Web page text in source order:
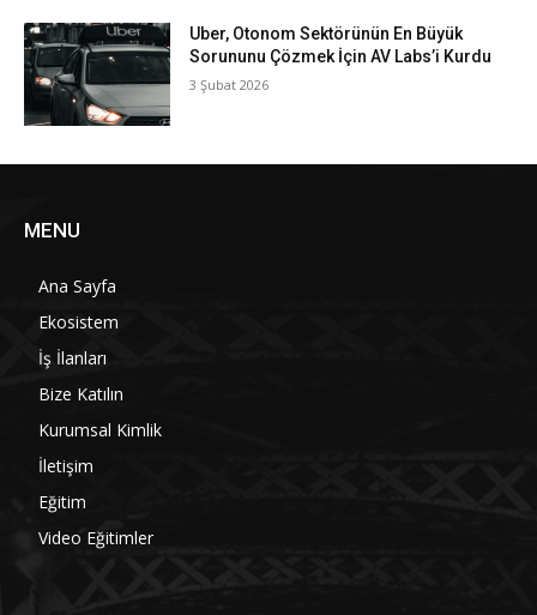
Uber, Otonom Sektörünün En Büyük
Sorununu Çözmek İçin AV Labs’i Kurdu
3 Şubat 2026
MENU
Ana Sayfa
Ekosistem
İş İlanları
Bize Katılın
Kurumsal Kimlik
İletişim
Eğitim
Video Eğitimler